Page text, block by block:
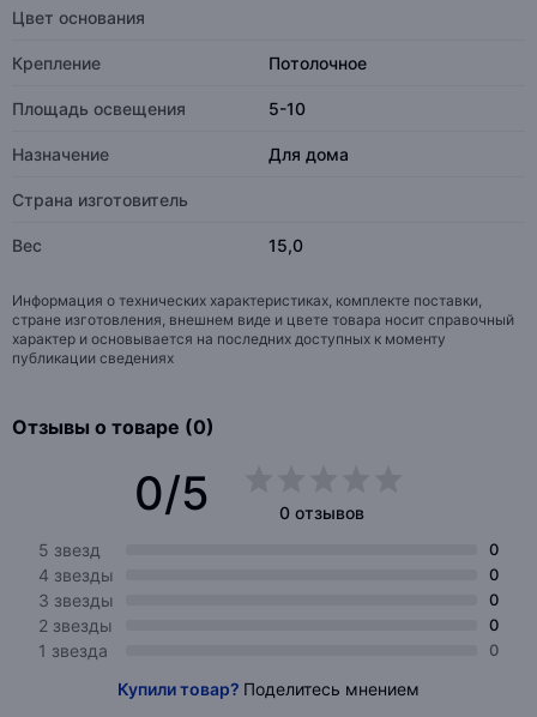
Цвет основания
Крепление Потолочное
Площадь освещения 5-10
Назначение Для дома
Страна изготовитель
Вес 15,0
Информация о технических характеристиках, комплекте поставки,
стране изготовления, внешнем виде и цвете товара носит справочный
характер и основывается на последних доступных к моменту
публикации сведениях
Отзывы о товаре (0)
0/5
0 отзывов
5 звезд
0
4 звезды 0
3 звезды 0
2 звезды 0
1 звезда 0
Купили товар? Поделитесь мнением